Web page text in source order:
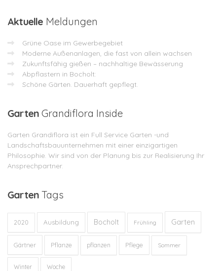
Aktuelle Meldungen
Grüne Oase im Gewerbegebiet
Moderne Außenanlagen, die fast von allein wachsen
Zukunftsfähig gießen – nachhaltige Bewässerung
Abpflastern in Bocholt:
Schöne Gärten. Dauerhaft gepflegt.
Garten Grandiflora Inside
Garten Grandiflora ist ein Full Service Garten -und
Landschaftsbauunternehmen mit einer einzigartigen
Philosophie. Wir sind von der Planung bis zur Realisierung Ihr
Ansprechpartner.
Garten Tags
2020 Ausbildung Bocholt Frühling Garten
Gärtner Pflanze pflanzen Pflege Sommer
Winter Woche